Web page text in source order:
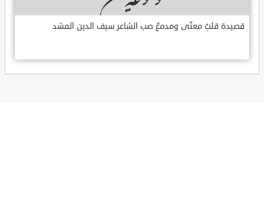
قصيدة قلبٌ معنّى ومدمعٌ صب الشاعر سيف الدين المشد